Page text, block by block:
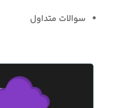
سوالات متداول